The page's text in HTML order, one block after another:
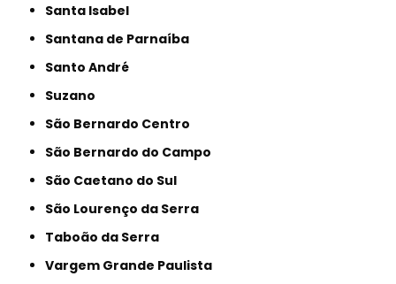
Santa Isabel
Santana de Parnaíba
Santo André
Suzano
São Bernardo Centro
São Bernardo do Campo
São Caetano do Sul
São Lourenço da Serra
Taboão da Serra
Vargem Grande Paulista